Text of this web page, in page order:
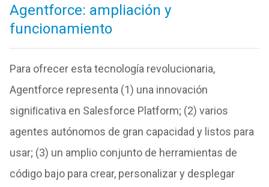
Agentforce: ampliación y
funcionamiento
Para ofrecer esta tecnología revolucionaria,
Agentforce representa (1) una innovación
signiﬁcativa en Salesforce Platform; (2) varios
agentes autónomos de gran capacidad y listos para
usar; (3) un amplio conjunto de herramientas de
código bajo para crear, personalizar y desplegar